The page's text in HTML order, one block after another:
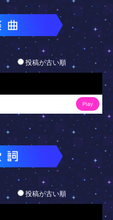
投稿が古い順
Play
投稿が古い順